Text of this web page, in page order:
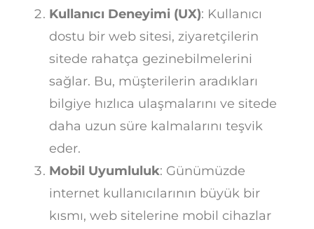
Kullanıcı Deneyimi (UX): Kullanıcı
dostu bir web sitesi, ziyaretçilerin
sitede rahatça gezinebilmelerini
sağlar. Bu, müşterilerin aradıkları
bilgiye hızlıca ulaşmalarını ve sitede
daha uzun süre kalmalarını teşvik
eder.
Mobil Uyumluluk: Günümüzde
internet kullanıcılarının büyük bir
kısmı, web sitelerine mobil cihazlar